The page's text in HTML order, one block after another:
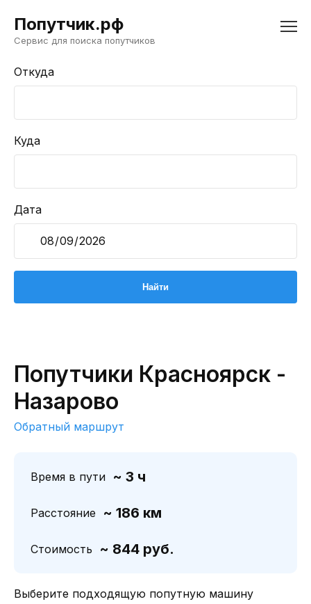
Попутчик.рф
Сервис для поиска попутчиков
Откуда
Куда
Дата
Попутчики Красноярск -
Назарово
Обратный маршрут
Время в пути ~ 3 ч
Расстояние ~ 186 км
Стоимость ~ 844 руб.
Выберите подходящую попутную машину